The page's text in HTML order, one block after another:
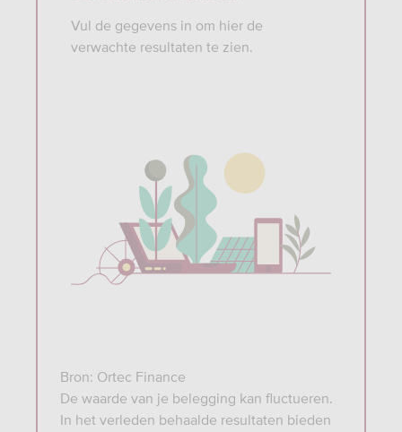
Vul de gegevens in om hier de
verwachte resultaten te zien.
Bron: Ortec Finance
De waarde van je belegging kan fluctueren.
In het verleden behaalde resultaten bieden